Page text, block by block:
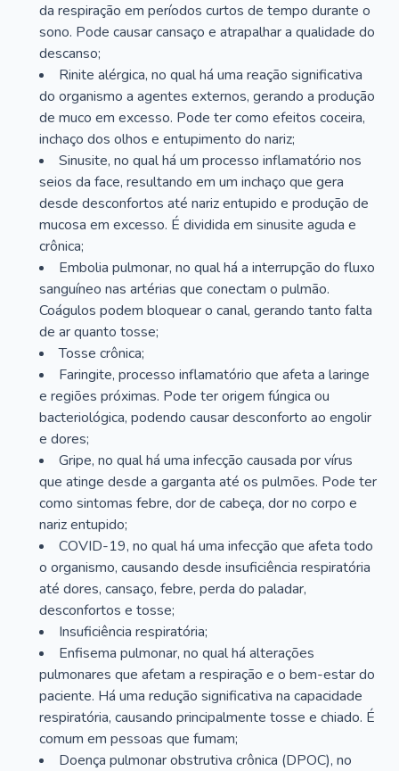
da respiração em períodos curtos de tempo durante o
sono. Pode causar cansaço e atrapalhar a qualidade do
descanso;
Rinite alérgica, no qual há uma reação significativa
do organismo a agentes externos, gerando a produção
de muco em excesso. Pode ter como efeitos coceira,
inchaço dos olhos e entupimento do nariz;
Sinusite, no qual há um processo inflamatório nos
seios da face, resultando em um inchaço que gera
desde desconfortos até nariz entupido e produção de
mucosa em excesso. É dividida em sinusite aguda e
crônica;
Embolia pulmonar, no qual há a interrupção do fluxo
sanguíneo nas artérias que conectam o pulmão.
Coágulos podem bloquear o canal, gerando tanto falta
de ar quanto tosse;
Tosse crônica;
Faringite, processo inflamatório que afeta a laringe
e regiões próximas. Pode ter origem fúngica ou
bacteriológica, podendo causar desconforto ao engolir
e dores;
Gripe, no qual há uma infecção causada por vírus
que atinge desde a garganta até os pulmões. Pode ter
como sintomas febre, dor de cabeça, dor no corpo e
nariz entupido;
COVID-19, no qual há uma infecção que afeta todo
o organismo, causando desde insuficiência respiratória
até dores, cansaço, febre, perda do paladar,
desconfortos e tosse;
Insuficiência respiratória;
Enfisema pulmonar, no qual há alterações
pulmonares que afetam a respiração e o bem-estar do
paciente. Há uma redução significativa na capacidade
respiratória, causando principalmente tosse e chiado. É
comum em pessoas que fumam;
Doença pulmonar obstrutiva crônica (DPOC), no